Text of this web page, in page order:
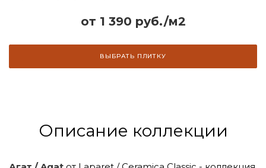
от 1 390 руб./м2
ВЫБРАТЬ ПЛИТКУ
Описание коллекции